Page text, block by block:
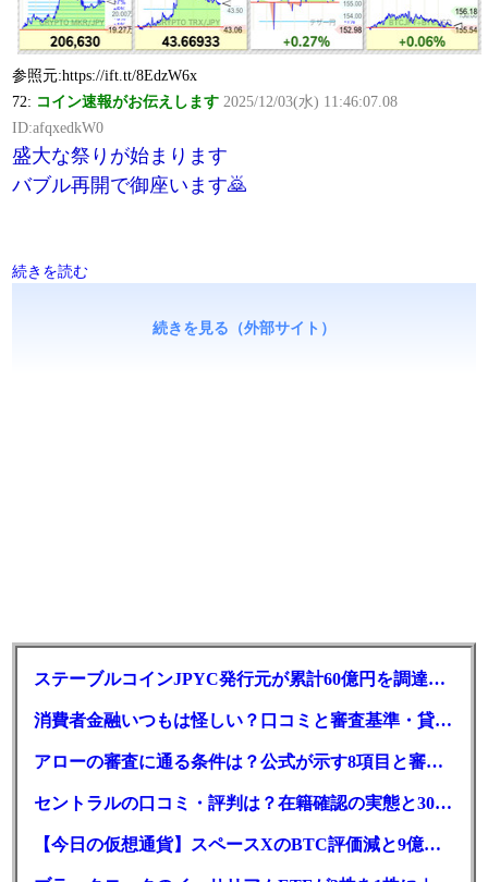
参照元:https://ift.tt/8EdzW6x
72: コイン速報がお伝えします 2025/12/03(水) 11:46:07.08
ID:afqxedkW0
盛大な祭りが始まります
バブル再開で御座います🙇
続きを読む
続きを見る（外部サイト）
ステーブルコインJPYC発行元が累計60億円を調達、物流大手も出資参画
消費者金融いつもは怪しい？口コミと審査基準・貸付条件を調査
アローの審査に通る条件は？公式が示す8項目と審査時間
セントラルの口コミ・評判は？在籍確認の実態と30日金利0円の落とし穴
【今日の仮想通貨】スペースXのBTC評価減と9億株の解禁。208億円相当のBTCが盗難